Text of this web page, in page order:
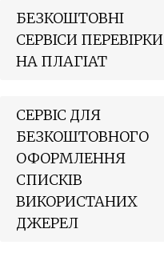
БЕЗКОШТОВНІ
СЕРВІСИ ПЕРЕВІРКИ
НА ПЛАГІАТ
СЕРВІС ДЛЯ
БЕЗКОШТОВНОГО
ОФОРМЛЕННЯ
СПИСКІВ
ВИКОРИСТАНИХ
ДЖЕРЕЛ